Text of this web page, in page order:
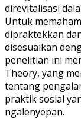
direvitalisasi
Untuk
dipraktekkan
disesuaikan
penelitian ini
Theory, yang
tentang
praktik sosial
ngalenyepan.